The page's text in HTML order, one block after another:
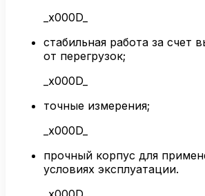
_x000D_
стабильная работа за счет
от перегрузок;
_x000D_
точные измерения;
_x000D_
прочный корпус для
условиях эксплуатации.